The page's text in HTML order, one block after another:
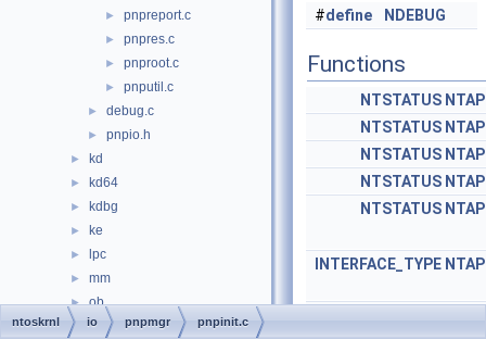
► pnpreport.c
► pnpres.c
► pnproot.c
► pnputil.c
► debug.c
► pnpio.h
► kd
► kd64
► kdbg
► ke
► lpc
► mm
► ob
► po
#define NDEBUG
Functions
NTSTATUS
NTSTATUS
NTSTATUS
NTSTATUS
NTSTATUS
INTERFACE_TYPE
ntoskrnl io pnpmgr pnpinit.c